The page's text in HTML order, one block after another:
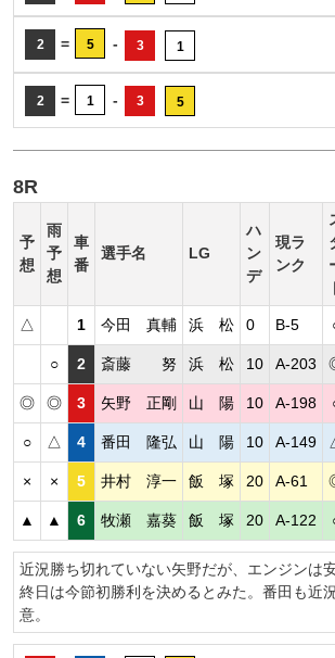
2 = 5 - 3 1
2 = 1 - 3 5
8R
予
想
雨
予
想
車
番
選手名 LG
ハ
ン
デ
現ラ
ンク
△ 1 今田 真輔 浜 松 0 B-5
○ 2 斎藤 努 浜 松 10 A-203
◎ ◎ 3 矢野 正剛 山 陽 10 A-198
○ △ 4 番田 隆弘 山 陽 10 A-149
× × 5 井村 淳一 飯 塚 20 A-61
▲ ▲ 6 牧瀬 嘉葵 飯 塚 20 A-122
近況勝ち切れていない矢野だが、エンジンは
終日は今節初勝利を決めるとみた。番田も近
意。